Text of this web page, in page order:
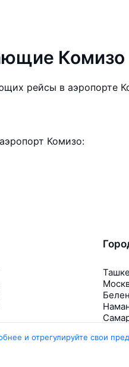
Комизо
рейсы в аэропорте
Комизо:
Белен
и отрегулируйте свои